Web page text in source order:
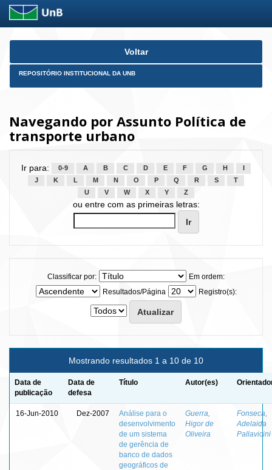
Skip
Voltar
REPOSITÓRIO INSTITUCIONAL DA UNB
Navegando por Assunto Política de
transporte urbano
Ir para: 0-9 A B C D E F G H
J
K L M N O P Q R S
T
U
V W X Y Z
ou entre com as primeiras letras:
Classificar por:
Em ordem:
Resultados/Página
Registro(s):
Mostrando resultados 1 a 10 de 10
Data de
publicação
Data de
defesa
Título Autor(es)
16-Jun-2010 Dez-2007
Análise para o
desenvolvimento
de um sistema
de gerência de
banco de dados
geográficos de
Guerra,
Higor de
Oliveira
Fonseca,
Adelaida
Pallavicini